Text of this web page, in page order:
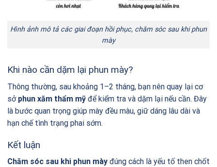
Hình ảnh mô tả các giai đoạn hồi phục, chăm sóc sau khi phun
mày
Khi nào cần dặm lại phun mày?
Thông thường, sau khoảng 1–2 tháng, bạn nên quay lại cơ
sở phun xăm thẩm mỹ để kiểm tra và dặm lại nếu cần. Đây
là bước quan trọng giúp mày đều màu, giữ dáng lâu dài và
hạn chế tình trạng phai sớm.
Kết luận
Chăm sóc sau khi phun mày đúng cách là yếu tố then chốt